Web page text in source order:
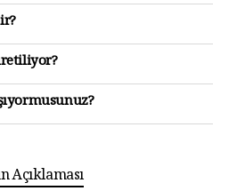
Açıklaması